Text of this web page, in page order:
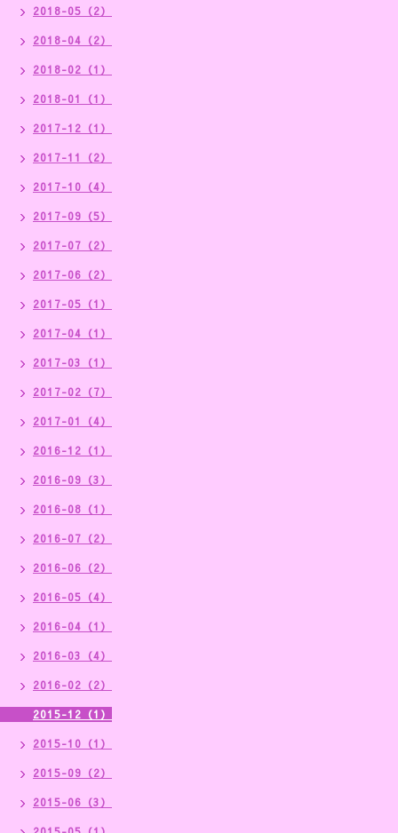
2018-05（2）
2018-04（2）
2018-02（1）
2018-01（1）
2017-12（1）
2017-11（2）
2017-10（4）
2017-09（5）
2017-07（2）
2017-06（2）
2017-05（1）
2017-04（1）
2017-03（1）
2017-02（7）
2017-01（4）
2016-12（1）
2016-09（3）
2016-08（1）
2016-07（2）
2016-06（2）
2016-05（4）
2016-04（1）
2016-03（4）
2016-02（2）
2015-12（1）
2015-10（1）
2015-09（2）
2015-06（3）